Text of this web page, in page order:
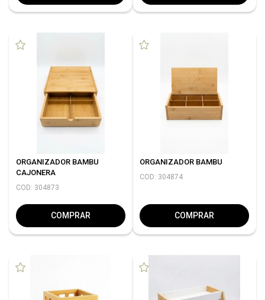
ORGANIZADOR BAMBU
CAJONERA
COD: 304873
COMPRAR
ORGANIZADOR BAMBU
COD: 304874
COMPRAR